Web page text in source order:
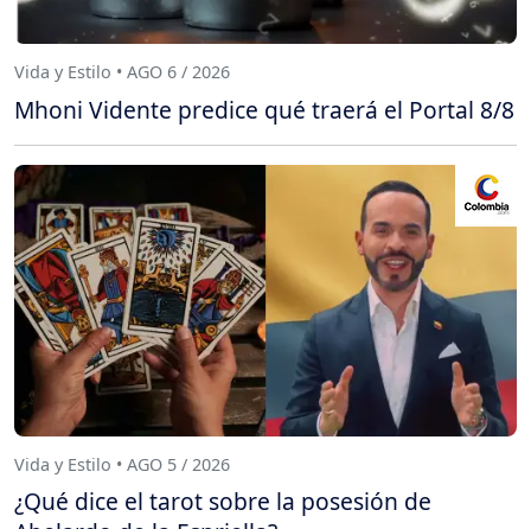
Vida y Estilo • AGO 6 / 2026
Mhoni Vidente predice qué traerá el Portal 8/8
Vida y Estilo • AGO 5 / 2026
¿Qué dice el tarot sobre la posesión de